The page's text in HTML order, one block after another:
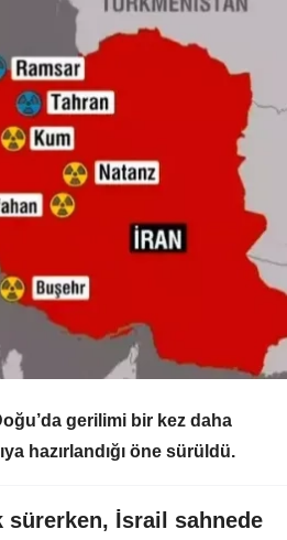
gerilimi bir kez daha
hazırlandığı öne sürüldü.
sürerken, İsrail sahnede